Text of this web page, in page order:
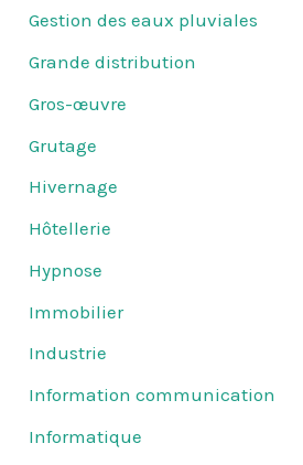
Gestion des eaux pluviales
Grande distribution
Gros-œuvre
Grutage
Hivernage
Hôtellerie
Hypnose
Immobilier
Industrie
Information communication
Informatique